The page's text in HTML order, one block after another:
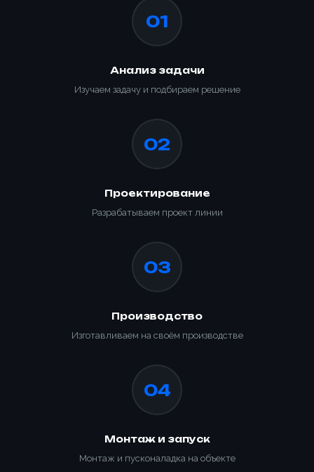
01
Анализ задачи
Изучаем задачу и подбираем решение
02
Проектирование
Разрабатываем проект линии
03
Производство
Изготавливаем на своём производстве
04
Монтаж и запуск
Монтаж и пусконаладка на объекте